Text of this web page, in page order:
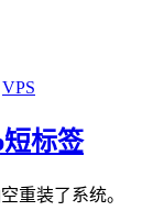
VPS
标签
重装了系统。